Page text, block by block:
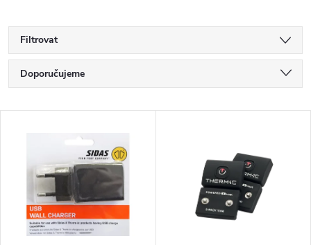
Filtrovat
Ř
a
Doporučujeme
Nejprodávanější
Abecedně